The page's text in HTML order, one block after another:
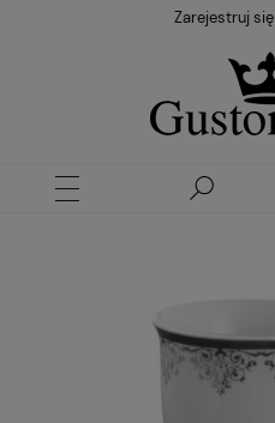
Zarejestruj się